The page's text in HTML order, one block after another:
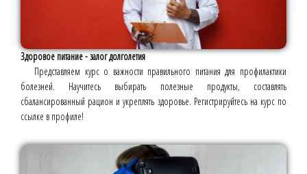
Здоровое питание - залог долголетия
Представляем курс о важности правильного питания для профилактики
болезней. Научитесь выбирать полезные продукты, составлять
сбалансированный рацион и укреплять здоровье. Регистрируйтесь на курс по
ссылке в профиле!